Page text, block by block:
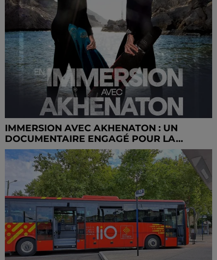
IMMERSION AVEC AKHENATON : UN
DOCUMENTAIRE ENGAGÉ POUR LA...